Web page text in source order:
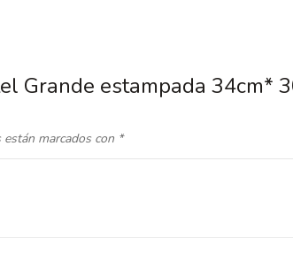
Grande estampada 34cm*
marcados con *